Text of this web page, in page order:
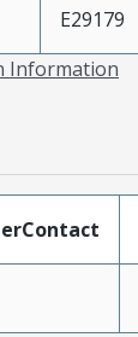
E29179
Information